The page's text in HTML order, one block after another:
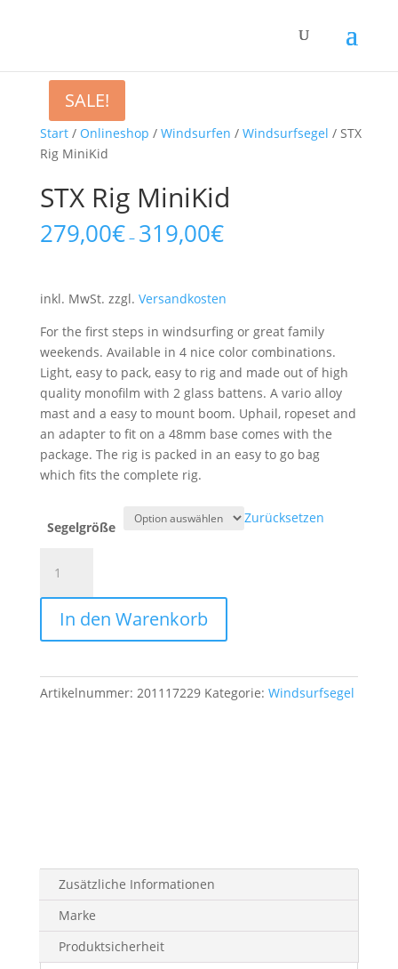
Start/ Onlineshop / Windsurfen / Windsurfsegel / STX
Rig MiniKid
STX Rig MiniKid
279,00€– 319,00€
inkl. MwSt. zzgl. Versandkosten
For the first steps in windsurfing or great family
weekends. Available in 4 nice color combinations.
Light, easy to pack, easy to rig and made out of high
quality monofilm with 2 glass battens. A vario alloy
mast and a easy to mount boom. Uphail, ropeset and
an adapter to fit on a 48mm base comes with the
package. The rig is packed in an easy to go bag
which fits the complete rig.
Segelgröße
Zurücksetzen
MiniKid
MengeIn den Warenkorb
Artikelnummer: 201117229 Kategorie: Windsurfsegel
Zusätzliche Informationen
Marke
Produktsicherheit
SALE!